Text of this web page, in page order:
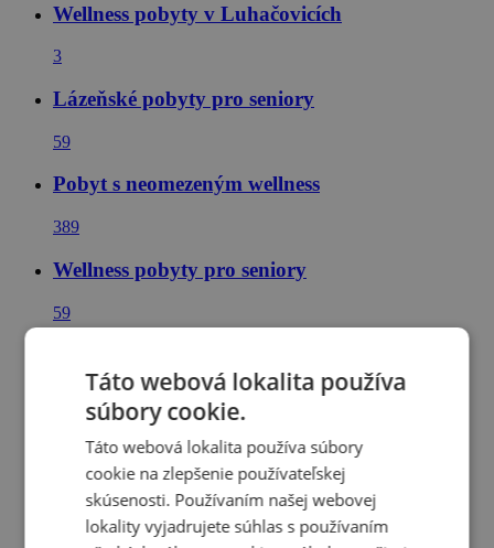
Wellness pobyty v Luhačovicích
3
Lázeňské pobyty pro seniory
59
Pobyt s neomezeným wellness
389
Wellness pobyty pro seniory
59
≋ Dovolená a ubytování v Česku u vody ≋
Wellness pobyty v Česku
Táto webová lokalita používa
súbory cookie.
Táto webová lokalita používa súbory
cookie na zlepšenie používateľskej
skúsenosti. Používaním našej webovej
lokality vyjadrujete súhlas s používaním